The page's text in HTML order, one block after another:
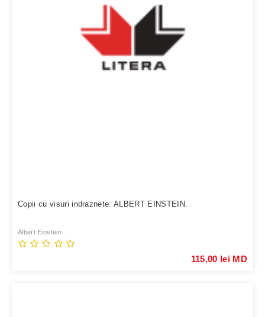
Copii cu visuri indraznete. ALBERT EINSTEIN.
Albert Einstein
115,00 lei MD